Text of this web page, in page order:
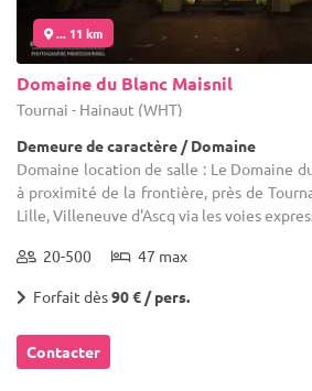
... 11 km
Domaine du Blanc Maisnil
Tournai - Hainaut (WHT)
Demeure de caractère / Domaine
Domaine location de salle : Le Domaine
à proximité de la frontière, près de
Lille, Villeneuve d'Ascq via les voies
20-500 47 max
Forfait dès90 € / pers.
Contacter